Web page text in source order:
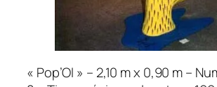
« Pop’Ol » – 2,10 m x 0,90 m –